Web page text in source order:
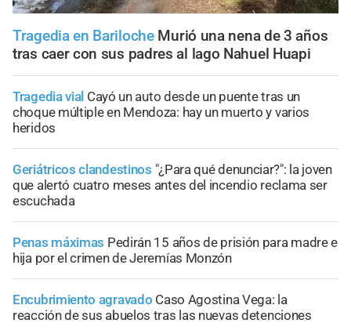
Tragedia en Bariloche Murió una nena de 3 años
tras caer con sus padres al lago Nahuel Huapi
Tragedia vial Cayó un auto desde un puente tras un
choque múltiple en Mendoza: hay un muerto y varios
heridos
Geriátricos clandestinos "¿Para qué denunciar?": la joven
que alertó cuatro meses antes del incendio reclama ser
escuchada
Penas máximas Pedirán 15 años de prisión para madre e
hija por el crimen de Jeremías Monzón
Encubrimiento agravado Caso Agostina Vega: la
reacción de sus abuelos tras las nuevas detenciones